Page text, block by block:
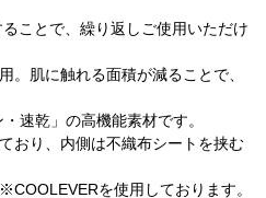
ことで、繰り返しご使用いただけ
。肌に触れる面積が減ることで、
速乾」の高機能素材です。
おり、内側は不織布シートを挟む
を使用しております。